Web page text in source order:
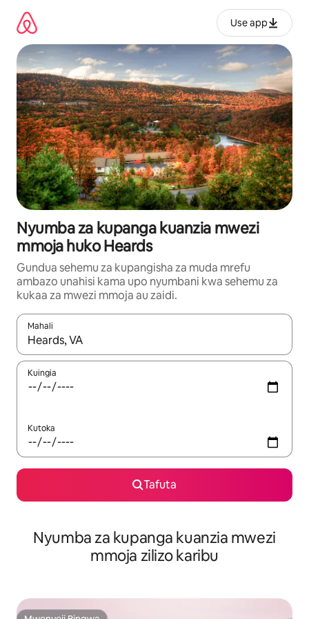
kwenda
kwenye
maudhui
Use app
Nyumba za kupanga kuanzia mwezi
mmoja huko Heards
Gundua sehemu za kupangisha za muda mrefu
ambazo unahisi kama upo nyumbani kwa sehemu za
kukaa za mwezi mmoja au zaidi.
Mahali
Wakati matokeo yanapatikana, vinjari kwa kutumia vitufe vya
Kuingia
Kutoka
Tafuta
Nyumba za kupanga kuanzia mwezi
mmoja zilizo karibu